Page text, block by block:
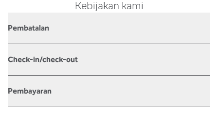
Kebijakan kami
Pembatalan
Check-in/check-out
Pembayaran